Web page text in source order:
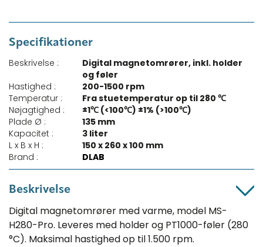
Specifikationer
Beskrivelse :
Digital magnetomrører, inkl. holder
og føler
Hastighed :
200-1500 rpm
Temperatur :
Fra stuetemperatur op til 280 ℃
Nøjagtighed :
±1℃ (<100℃) ±1% (>100℃)
Plade Ø :
135 mm
Kapacitet :
3 liter
L x B x H :
150 x 260 x 100 mm
Brand :
DLAB
Beskrivelse
Digital magnetomrører med varme, model MS-
H280-Pro. Leveres med holder og PT1000-føler (280
°C). Maksimal hastighed op til 1.500 rpm.